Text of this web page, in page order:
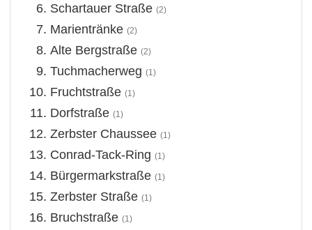
Schartauer Straße (2)
Marientränke (2)
Alte Bergstraße (2)
Tuchmacherweg (1)
Fruchtstraße (1)
Dorfstraße (1)
Zerbster Chaussee (1)
Conrad-Tack-Ring (1)
Bürgermarkstraße (1)
Zerbster Straße (1)
Bruchstraße (1)